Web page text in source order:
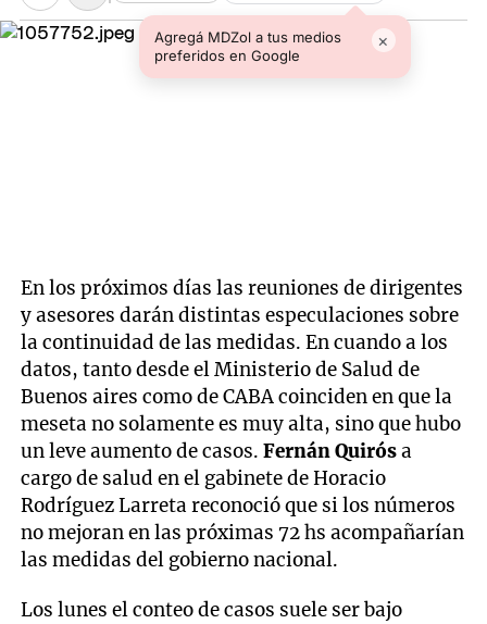
Agregá MDZol a tus medios
preferidos en Google
×
En los próximos días las reuniones de dirigentes
y asesores darán distintas especulaciones sobre
la continuidad de las medidas. En cuando a los
datos, tanto desde el Ministerio de Salud de
Buenos aires como de CABA coinciden en que la
meseta no solamente es muy alta, sino que hubo
un leve aumento de casos. Fernán Quirósa
cargo de salud en el gabinete de Horacio
Rodríguez Larreta reconoció que si los números
no mejoran en las próximas 72 hs acompañarían
las medidas del gobierno nacional.
Los lunes el conteo de casos suele ser bajo